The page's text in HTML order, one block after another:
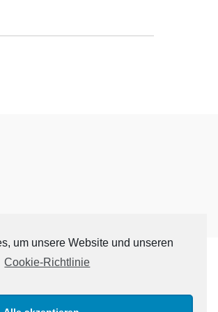
um unsere Website und unseren
Cookie-Richtlinie